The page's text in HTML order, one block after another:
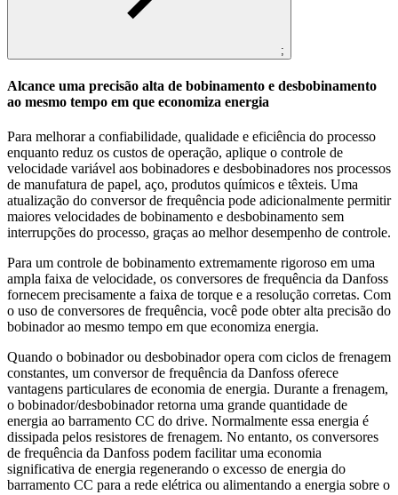
;
Alcance uma precisão alta de bobinamento e desbobinamento
ao mesmo tempo em que economiza energia
Para melhorar a confiabilidade, qualidade e eficiência do processo
enquanto reduz os custos de operação, aplique o controle de
velocidade variável aos bobinadores e desbobinadores nos processos
de manufatura de papel, aço, produtos químicos e têxteis. Uma
atualização do conversor de frequência pode adicionalmente permitir
maiores velocidades de bobinamento e desbobinamento sem
interrupções do processo, graças ao melhor desempenho de controle.
Para um controle de bobinamento extremamente rigoroso em uma
ampla faixa de velocidade, os conversores de frequência da Danfoss
fornecem precisamente a faixa de torque e a resolução corretas. Com
o uso de conversores de frequência, você pode obter alta precisão do
bobinador ao mesmo tempo em que economiza energia.
Quando o bobinador ou desbobinador opera com ciclos de frenagem
constantes, um conversor de frequência da Danfoss oferece
vantagens particulares de economia de energia. Durante a frenagem,
o bobinador/desbobinador retorna uma grande quantidade de
energia ao barramento CC do drive. Normalmente essa energia é
dissipada pelos resistores de frenagem. No entanto, os conversores
de frequência da Danfoss podem facilitar uma economia
significativa de energia regenerando o excesso de energia do
barramento CC para a rede elétrica ou alimentando a energia sobre o